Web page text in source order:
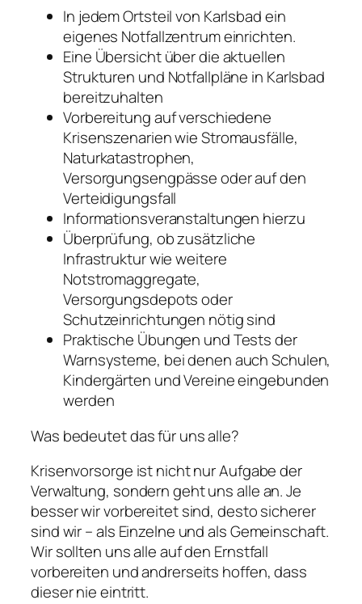
In jedem Ortsteil von Karlsbad ein
eigenes Notfallzentrum einrichten.
Eine Übersicht über die aktuellen
Strukturen und Notfallpläne in Karlsbad
bereitzuhalten
Vorbereitung auf verschiedene
Krisenszenarien wie Stromausfälle,
Naturkatastrophen,
Versorgungsengpässe oder auf den
Verteidigungsfall
Informationsveranstaltungen hierzu
Überprüfung, ob zusätzliche
Infrastruktur wie weitere
Notstromaggregate,
Versorgungsdepots oder
Schutzeinrichtungen nötig sind
Praktische Übungen und Tests der
Warnsysteme, bei denen auch Schulen,
Kindergärten und Vereine eingebunden
werden
Was bedeutet das für uns alle?
Krisenvorsorge ist nicht nur Aufgabe der
Verwaltung, sondern geht uns alle an. Je
besser wir vorbereitet sind, desto sicherer
sind wir – als Einzelne und als Gemeinschaft.
Wir sollten uns alle auf den Ernstfall
vorbereiten und andrerseits hoffen, dass
dieser nie eintritt.